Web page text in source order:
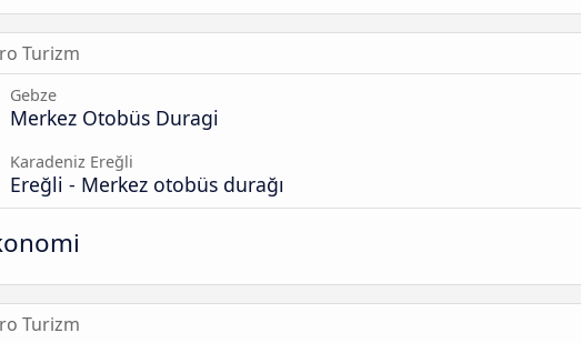
Turizm
Gebze
Merkez Otobüs Duragi
Karadeniz Ereğli
Ereğli - Merkez otobüs durağı
Turizm